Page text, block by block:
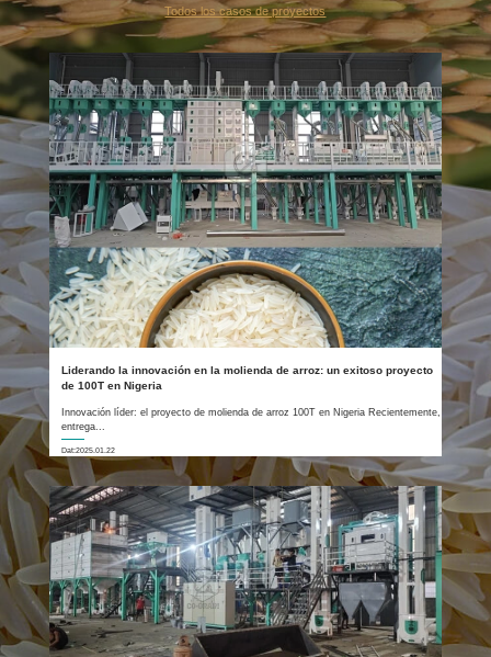
Todos los casos de proyectos
Liderando la innovación en la molienda de arroz: un exitoso proyecto
de 100T en Nigeria
Innovación líder: el proyecto de molienda de arroz 100T en Nigeria Recientemente,
entrega...
Dat:2025.01.22